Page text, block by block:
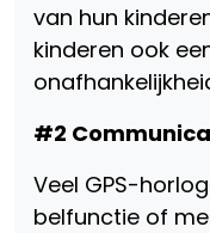
van hun
kinderen ook
#2
Veel GPS-
belfunctie of